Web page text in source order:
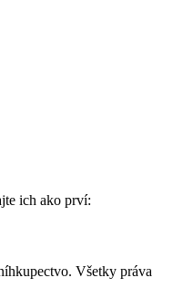
ich ako prví:
Všetky práva